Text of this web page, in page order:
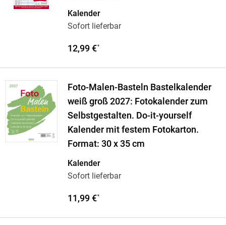
Kalender
Sofort lieferbar
12,99 €*
Foto-Malen-Basteln Bastelkalender
weiß groß 2027: Fotokalender zum
Selbstgestalten. Do-it-yourself
Kalender mit festem Fotokarton.
Format: 30 x 35 cm
Kalender
Sofort lieferbar
11,99 €*